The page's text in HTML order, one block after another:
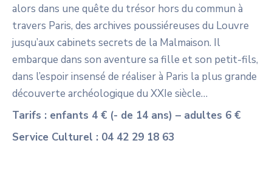
alors dans une quête du trésor hors du commun à
travers Paris, des archives poussiéreuses du Louvre
jusqu’aux cabinets secrets de la Malmaison. Il
embarque dans son aventure sa fille et son petit-fils,
dans l’espoir insensé de réaliser à Paris la plus grande
découverte archéologique du XXIe siècle…
Tarifs : enfants 4 € (- de 14 ans) – adultes 6 €
Service Culturel : 04 42 29 18 63